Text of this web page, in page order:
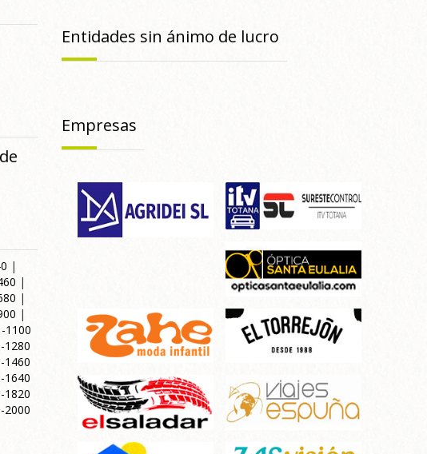
|
|
|
|
1100
1280
1460
1640
1820
2000
Entidades sin ánimo de lucro
Empresas